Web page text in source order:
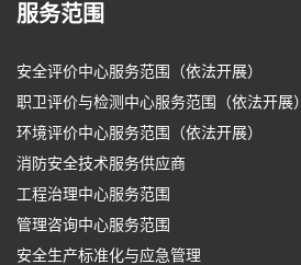
服务范围
安全评价中心服务范围（依法开展）
职卫评价与检测中心服务范围（依法开展）
环境评价中心服务范围（依法开展）
消防安全技术服务供应商
工程治理中心服务范围
管理咨询中心服务范围
安全生产标准化与应急管理